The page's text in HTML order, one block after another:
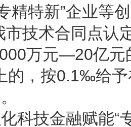
精特新”企业等
市技术合同点认
万元—20亿
的，按0.1‰给
技金融赋能“